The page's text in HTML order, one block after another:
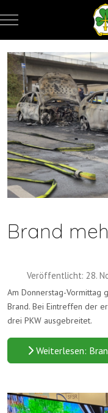
Mobile Menu Toggle
Brand
Veröffentlicht: 28.
Am Donnerstag-Vormittag
Brand. Bei Eintreffen der
drei PKW ausgebreitet.
Weiterlesen: